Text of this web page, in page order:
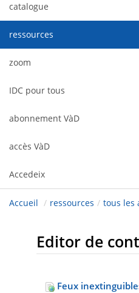
catalogue
ressources
zoom
IDC pour tous
abonnement VàD
accès VàD
Accedeix
Accueil / ressources / tous les
Editor de
Feux